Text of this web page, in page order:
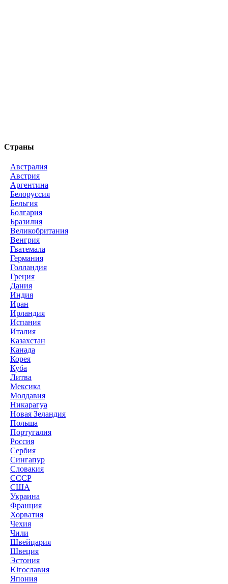
Страны
Австралия
Австрия
Аргентина
Белоруссия
Бельгия
Болгария
Бразилия
Великобритания
Венгрия
Гватемала
Германия
Голландия
Греция
Дания
Индия
Иран
Ирландия
Испания
Италия
Казахстан
Канада
Корея
Куба
Литва
Мексика
Молдавия
Никарагуа
Новая Зеландия
Польша
Португалия
Россия
Сербия
Сингапур
Словакия
СССР
США
Украина
Франция
Хорватия
Чехия
Чили
Швейцария
Швеция
Эстония
Югославия
Япония